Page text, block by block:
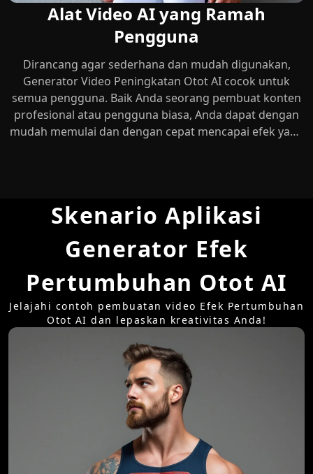
Alat Video AI yang Ramah
Pengguna
Dirancang agar sederhana dan mudah digunakan,
Generator Video Peningkatan Otot AI cocok untuk
semua pengguna. Baik Anda seorang pembuat konten
profesional atau pengguna biasa, Anda dapat dengan
mudah memulai dan dengan cepat mencapai efek yang
Skenario Aplikasi
Generator Efek
Pertumbuhan Otot AI
Jelajahi contoh pembuatan video Efek Pertumbuhan
Otot AI dan lepaskan kreativitas Anda!